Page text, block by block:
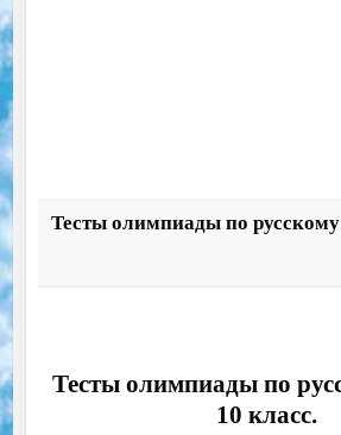
Тесты олимпиады по русскому
Тесты олимпиады по
10 класс.